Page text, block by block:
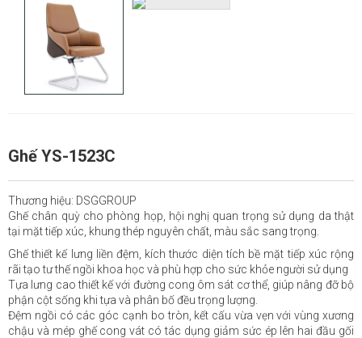
Ghế YS-1523C
Thương hiệu: DSGGROUP
Ghế chân quỳ cho phòng họp, hội nghị quan trọng sử dụng da thật
tại mặt tiếp xúc, khung thép nguyên chất, màu sắc sang trọng.
Ghế thiết kế lưng liền đệm, kích thước diện tích bề mặt tiếp xúc rộng
rãi tạo tư thế ngồi khoa học và phù hợp cho sức khỏe người sử dụng
Tựa lưng cao thiết kế với đường cong ôm sát cơ thể, giúp nâng đỡ bộ
phận cột sống khi tựa và phân bố đều trọng lượng.
Đệm ngồi có các góc cạnh bo tròn, kết cấu vừa vẹn với vùng xương
chậu và mép ghế cong vát có tác dụng giảm sức ép lên hai đầu gối